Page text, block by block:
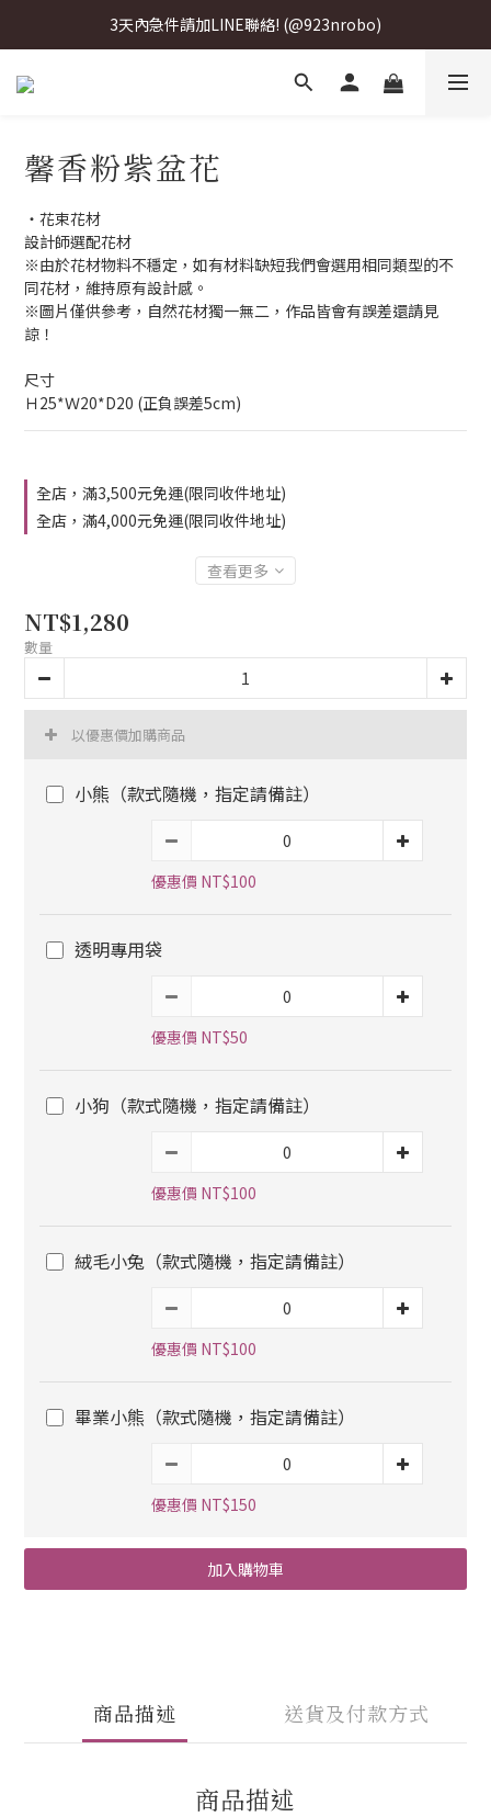
3天內急件請加LINE聯絡! (@923nrobo)
3天內急件請加LINE聯絡! (@923nrobo)
3天內急件請加LINE聯絡! (@923nrobo)
馨香粉紫盆花
・花束花材
設計師選配花材
※由於花材物料不穩定，如有材料缺短我們會選用相同類型的不
同花材，維持原有設計感。
※圖片僅供參考，自然花材獨一無二，作品皆會有誤差還請見
諒！
尺寸
Ｈ25*Ｗ20*D20 (正負誤差5cm)
全店，滿3,500元免運(限同收件地址)
全店，滿4,000元免運(限同收件地址)
查看更多
NT$1,280
數量
以優惠價加購商品
小熊（款式隨機，指定請備註）
優惠價 NT$100
透明專用袋
優惠價 NT$50
小狗（款式隨機，指定請備註）
優惠價 NT$100
絨毛小兔（款式隨機，指定請備註）
優惠價 NT$100
畢業小熊（款式隨機，指定請備註）
優惠價 NT$150
加入購物車
商品描述 送貨及付款方式
商品描述